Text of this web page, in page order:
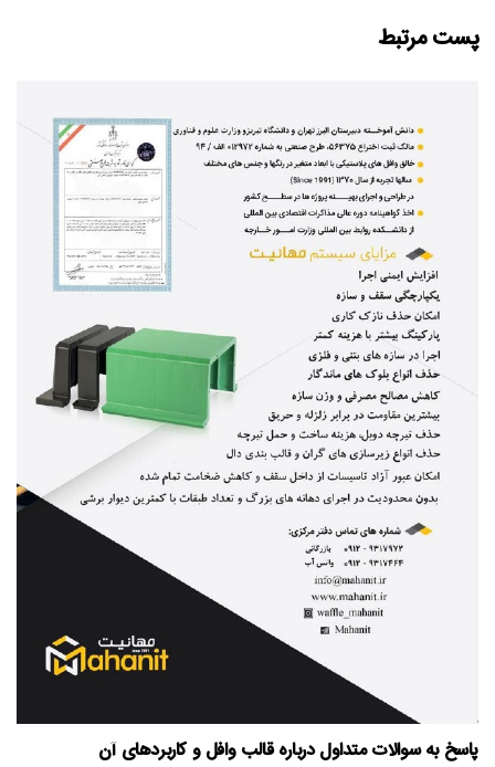
پست مرتبط
پاسخ به سوالات متداول درباره قالب وافل و کاربردهای آن